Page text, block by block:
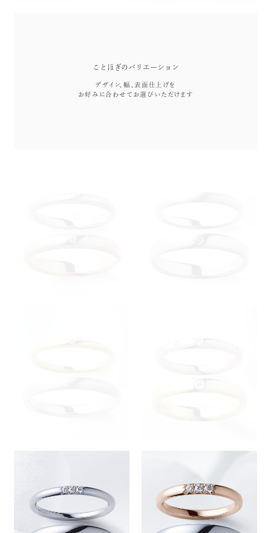
ことほぎのバリエーション
デザイン、幅、表面仕上げを
お好みに合わせてお選びいただけます